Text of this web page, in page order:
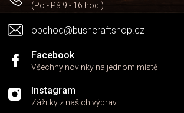
(Po - Pá 9 - 16 hod.)
obchod@bushcraftshop.cz
Facebook
Všechny novinky na jednom místě
Instagram
Zážitky z našich výprav